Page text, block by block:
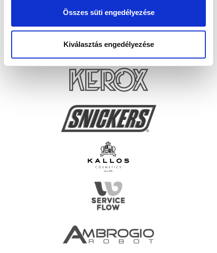
Összes süti engedélyezése
Kiválasztás engedélyezése